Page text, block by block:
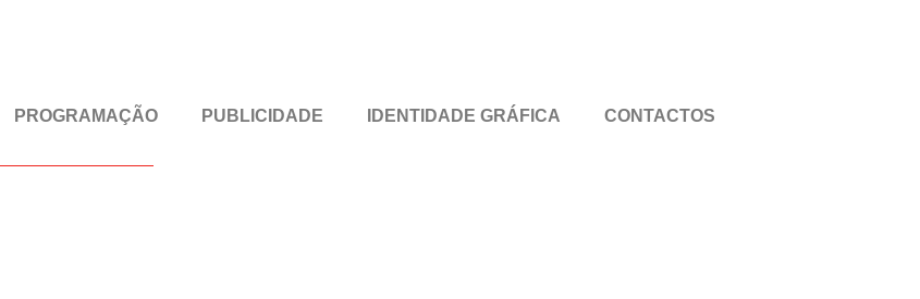
PROGRAMAÇÃO PUBLICIDADE IDENTIDADE GRÁFICA CONTACTOS